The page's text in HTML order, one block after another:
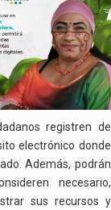
registren de
electrónico donde
Además, podrán
necesario,
sus recursos y